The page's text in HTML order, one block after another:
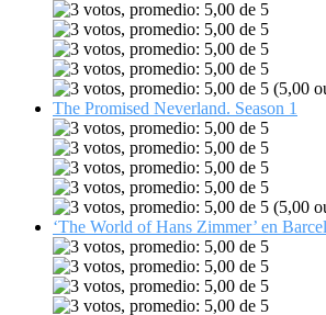
(5,00
The Promised Neverland. Season 1
(5,00
‘The World of Hans Zimmer’ en